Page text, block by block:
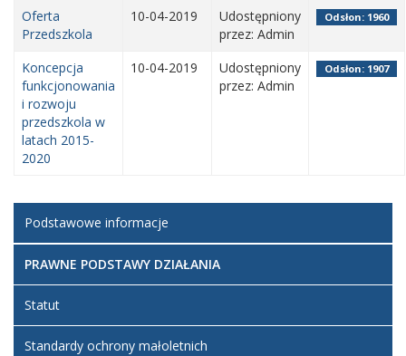
Oferta
Przedszkola
10-04-2019
Udostępniony
przez: Admin
Odsłon: 1960
Koncepcja
funkcjonowania
i rozwoju
przedszkola w
latach 2015-
2020
10-04-2019
Udostępniony
przez: Admin
Odsłon: 1907
Podstawowe informacje
PRAWNE PODSTAWY DZIAŁANIA
Statut
Standardy ochrony małoletnich